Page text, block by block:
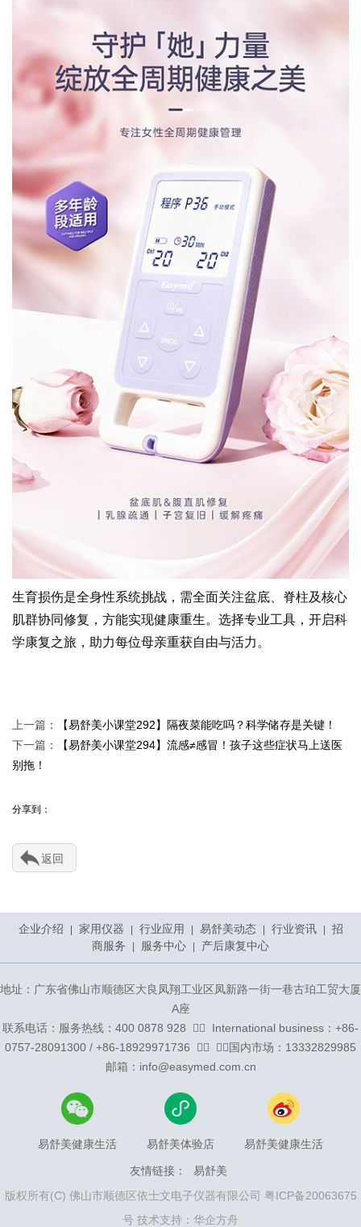
生育损伤是全身性系统挑战，需全面关注盆底、脊柱及核心
肌群协同修复，方能实现健康重生。选择专业工具，开启科
学康复之旅，助力每位母亲重获自由与活力。
上一篇：
【易舒美小课堂292】隔夜菜能吃吗？科学储存是关键！
下一篇：
【易舒美小课堂294】流感≠感冒！孩子这些症状马上送医
别拖！
分享到：
返回
企业介绍 家用仪器 行业应用 易舒美动态 行业资讯
招
商服务
服务中心 产后康复中心
地址：广东省佛山市顺德区大良凤翔工业区凤新路一街一巷古珀工贸大厦
A座
联系电话：服务热线：400 0878 928 ᅟᅠ ᅟInternational business：+86-
0757-28091300 / +86-18929971736 ᅟᅠ ᅟᅠ国内市场：13332829985
邮箱：info@easymed.com.cn
易舒美健康生活 易舒美体验店 易舒美健康生活
友情链接：
易舒美
版权所有(C) 佛山市顺德区依士文电子仪器有限公司 粤ICP备20063675
号 技术支持：华企方舟